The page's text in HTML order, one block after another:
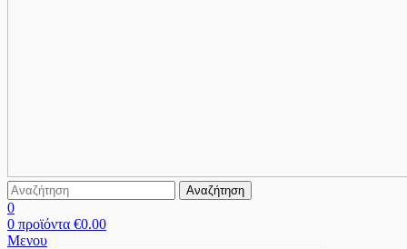
Αναζήτηση
0
0 προϊόντα €0.00
Μενου